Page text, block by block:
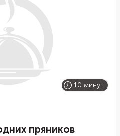
10 минут
пряников